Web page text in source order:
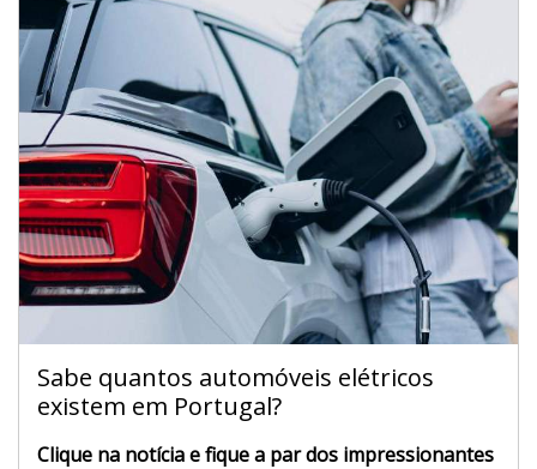
Sabe quantos automóveis elétricos
existem em Portugal?
Clique na notícia e fique a par dos impressionantes